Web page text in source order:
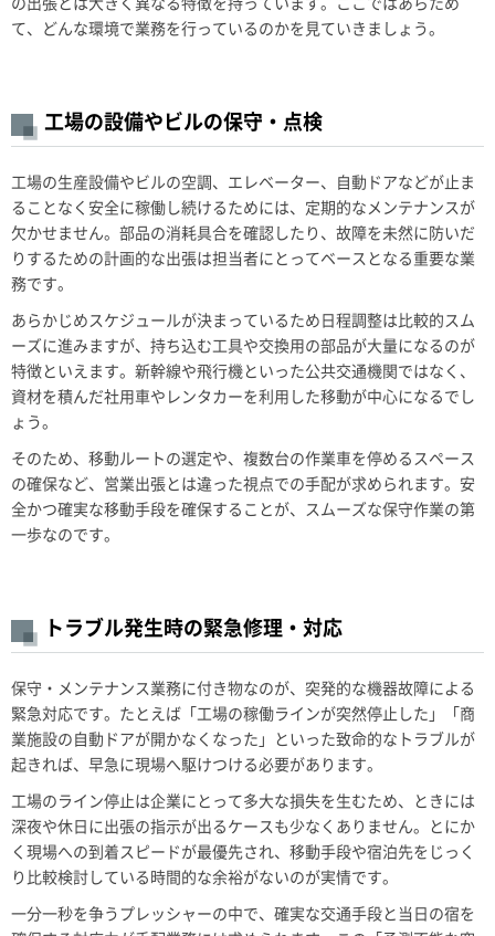
て、どんな環境で業務を行っているのかを見ていきましょう。
工場の設備やビルの保守・点検
工場の生産設備やビルの空調、エレベーター、自動ドアなどが止ま
ることなく安全に稼働し続けるためには、定期的なメンテナンスが
欠かせません。部品の消耗具合を確認したり、故障を未然に防いだ
りするための計画的な出張は担当者にとってベースとなる重要な業
務です。
あらかじめスケジュールが決まっているため日程調整は比較的スム
ーズに進みますが、持ち込む工具や交換用の部品が大量になるのが
特徴といえます。新幹線や飛行機といった公共交通機関ではなく、
資材を積んだ社用車やレンタカーを利用した移動が中心になるでし
ょう。
そのため、移動ルートの選定や、複数台の作業車を停めるスペース
の確保など、営業出張とは違った視点での手配が求められます。安
全かつ確実な移動手段を確保することが、スムーズな保守作業の第
一歩なのです。
トラブル発生時の緊急修理・対応
保守・メンテナンス業務に付き物なのが、突発的な機器故障による
緊急対応です。たとえば「工場の稼働ラインが突然停止した」「商
業施設の自動ドアが開かなくなった」といった致命的なトラブルが
起きれば、早急に現場へ駆けつける必要があります。
工場のライン停止は企業にとって多大な損失を生むため、ときには
深夜や休日に出張の指示が出るケースも少なくありません。とにか
く現場への到着スピードが最優先され、移動手段や宿泊先をじっく
り比較検討している時間的な余裕がないのが実情です。
一分一秒を争うプレッシャーの中で、確実な交通手段と当日の宿を